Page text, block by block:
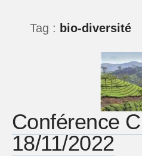
Tag : bio-diversité
Conférence
18/11/2022